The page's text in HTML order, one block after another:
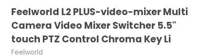
Feelworld L2 PLUS-video-mixer Multi
Camera Video Mixer Switcher 5.5"
touch PTZ Control Chroma Key Li
Feelworld